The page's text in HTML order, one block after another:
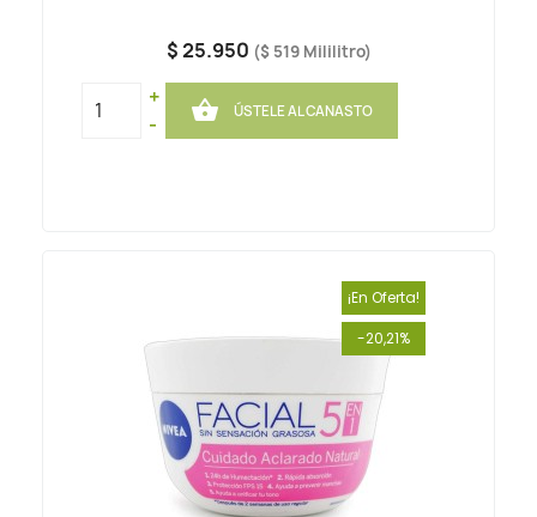
$ 25.950 ($ 519 Mililitro)
+
-
 ÚSTELE AL CANASTO
¡En Oferta!
-20,21%